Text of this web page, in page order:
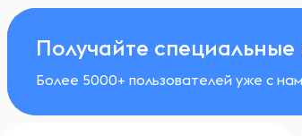
Получайте
Более 5000+ пользователей уже с